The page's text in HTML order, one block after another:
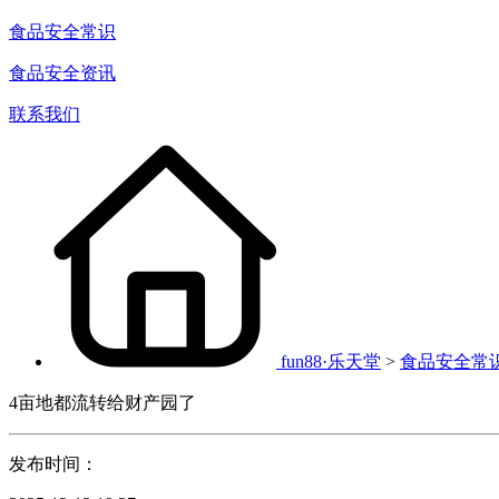
食品安全常识
食品安全资讯
联系我们
fun88·乐天堂 > 食品安全常
4亩地都流转给财产园了
发布时间：